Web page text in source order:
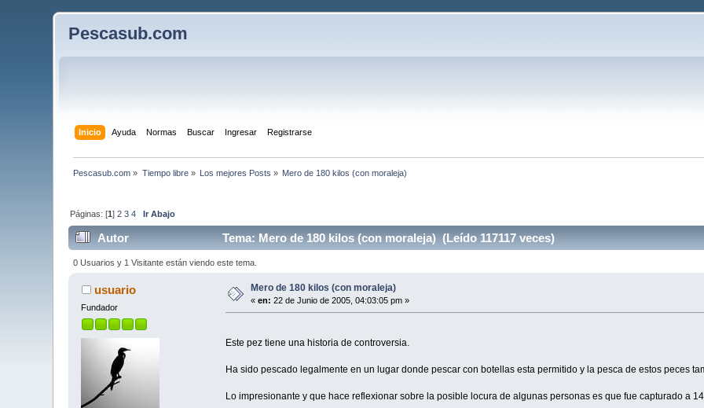
Pescasub.com
Inicio Ayuda Normas Buscar Ingresar Registrarse
Pescasub.com » Tiempo libre» Los mejores Posts » Mero de 180 kilos (con moraleja)
Páginas: [1]2 3 4 Ir Abajo
Autor Tema: Mero de 180 kilos (con moraleja) (Leído 117117 veces)
0 Usuarios y 1 Visitante están viendo este tema.
usuario
Fundador
Mero de 180 kilos (con moraleja)
«en: 22 de Junio de 2005, 04:03:05 pm »
Este pez tiene una historia de controversia.
Ha sido pescado legalmente en un lugar donde pescar con botellas esta permitido y la pesca de estos peces
Lo impresionante y que hace reflexionar sobre la posible locura de algunas personas es que fue capturado a